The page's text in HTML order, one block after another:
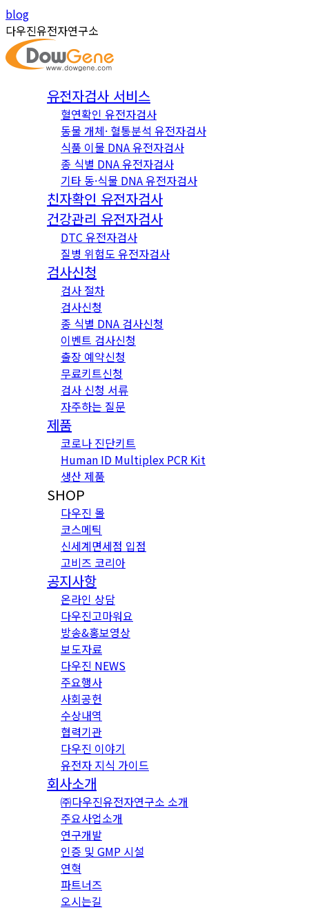
Skip
to
content
Instagram
page
opens
in
YouTube
page
opens
in
blog
다우진유전자연구소
유전자검사 서비스
혈연확인 유전자검사
동물 개체· 혈통분석 유전자검사
식품 이물 DNA 유전자검사
종 식별 DNA 유전자검사
기타 동·식물 DNA 유전자검사
친자확인 유전자검사
건강관리 유전자검사
DTC 유전자검사
질병 위험도 유전자검사
검사신청
검사 절차
검사신청
종 식별 DNA 검사신청
이벤트 검사신청
출장 예약신청
무료키트신청
검사 신청 서류
자주하는 질문
제품
코로나 진단키트
Human ID Multiplex PCR Kit
생산 제품
SHOP
다우진 몰
코스메틱
신세계면세점 입점
고비즈 코리아
공지사항
온라인 상담
다우진고마워요
방송&홍보영상
보도자료
다우진 NEWS
주요행사
사회공헌
수상내역
협력기관
다우진 이야기
유전자 지식 가이드
회사소개
㈜다우진유전자연구소 소개
주요사업소개
연구개발
인증 및 GMP 시설
연혁
파트너즈
오시는길